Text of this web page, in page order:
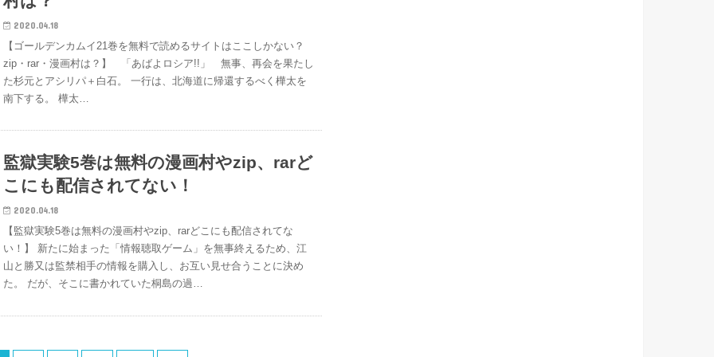
2020.04.18
【ゴールデンカムイ21巻を無料で読めるサイトはここしかない？
zip・rar・漫画村は？】 「あばよロシア!!」 無事、再会を果たし
た杉元とアシリパ＋白石。 一行は、北海道に帰還するべく樺太を
南下する。 樺太…
監獄実験5巻は無料の漫画村やzip、rarど
こにも配信されてない！
2020.04.18
【監獄実験5巻は無料の漫画村やzip、rarどこにも配信されてな
い！】 新たに始まった「情報聴取ゲーム」を無事終えるため、江
山と勝又は監禁相手の情報を購入し、お互い見せ合うことに決め
た。 だが、そこに書かれていた桐島の過…